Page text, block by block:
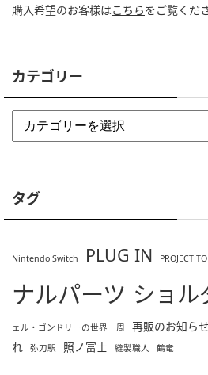
購入希望のお客様はこちらをご覧くだ
カテゴリー
タグ
Nintendo Switch PLUG IN PROJECT
ナルパーツ ショル
ェル・ゴンドリーの世界一周 再販のお知らせ
れ
弥刀駅 照ノ富士 縫製職人 鶴竜